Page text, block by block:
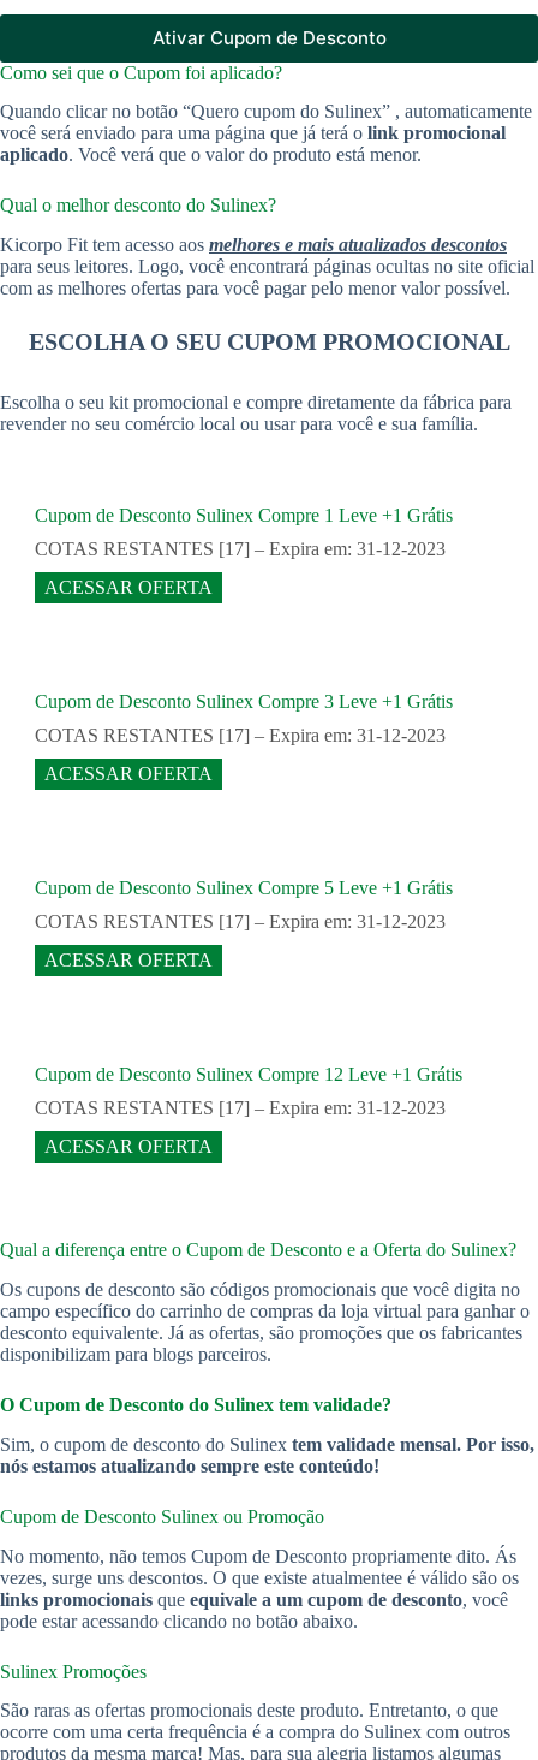
Ativar Cupom de Desconto
Como sei que o Cupom foi aplicado?
Quando clicar no botão “Quero cupom do Sulinex” , automaticamente
você será enviado para uma página que já terá o link promocional
aplicado. Você verá que o valor do produto está menor.
Qual o melhor desconto do Sulinex?
Kicorpo Fit tem acesso aos melhores e mais atualizados descontos
para seus leitores. Logo, você encontrará páginas ocultas no site oficial
com as melhores ofertas para você pagar pelo menor valor possível.
ESCOLHA O SEU CUPOM PROMOCIONAL
Escolha o seu kit promocional e compre diretamente da fábrica para
revender no seu comércio local ou usar para você e sua família.
Cupom de Desconto Sulinex Compre 1 Leve +1 Grátis
COTAS RESTANTES [17] – Expira em: 31-12-2023
ACESSAR OFERTA
Cupom de Desconto Sulinex Compre 3 Leve +1 Grátis
COTAS RESTANTES [17] – Expira em: 31-12-2023
ACESSAR OFERTA
Cupom de Desconto Sulinex Compre 5 Leve +1 Grátis
COTAS RESTANTES [17] – Expira em: 31-12-2023
ACESSAR OFERTA
Cupom de Desconto Sulinex Compre 12 Leve +1 Grátis
COTAS RESTANTES [17] – Expira em: 31-12-2023
ACESSAR OFERTA
Qual a diferença entre o Cupom de Desconto e a Oferta do Sulinex?
Os cupons de desconto são códigos promocionais que você digita no
campo específico do carrinho de compras da loja virtual para ganhar o
desconto equivalente. Já as ofertas, são promoções que os fabricantes
disponibilizam para blogs parceiros.
O Cupom de Desconto do Sulinex tem validade?
Sim, o cupom de desconto do Sulinex tem validade mensal. Por isso,
nós estamos atualizando sempre este conteúdo!
Cupom de Desconto Sulinex ou Promoção
No momento, não temos Cupom de Desconto propriamente dito. Ás
vezes, surge uns descontos. O que existe atualmentee é válido são os
links promocionais que equivale a um cupom de desconto, você
pode estar acessando clicando no botão abaixo.
Sulinex Promoções
São raras as ofertas promocionais deste produto. Entretanto, o que
ocorre com uma certa frequência é a compra do Sulinex com outros
produtos da mesma marca! Mas, para sua alegria listamos algumas